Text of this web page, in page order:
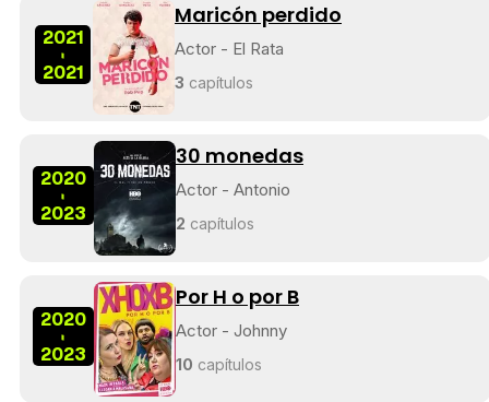
2021
-
2021
Maricón perdido
Actor - El Rata
3 capítulos
2020
-
2023
30 monedas
Actor - Antonio
2 capítulos
2020
-
2023
Por H o por B
Actor - Johnny
10 capítulos